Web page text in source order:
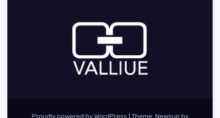
Proudly powered by WordPress Theme: Newsup by